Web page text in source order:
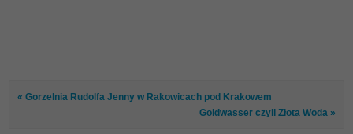
« Gorzelnia Rudolfa Jenny w Rakowicach pod Krakowem
Goldwasser czyli Złota Woda »